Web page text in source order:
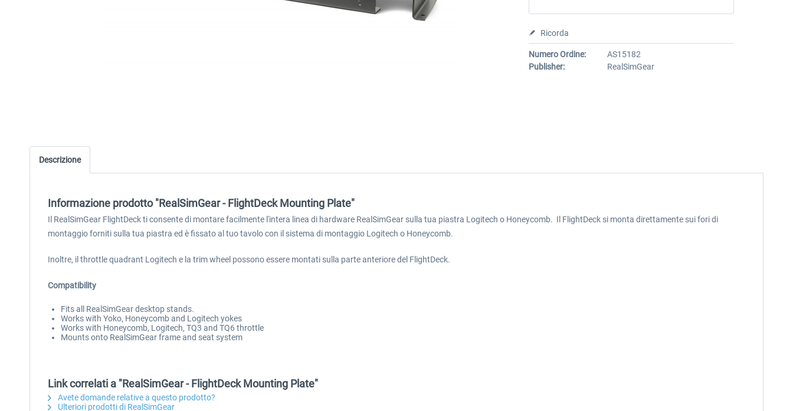
Ricorda
Numero Ordine:
AS15182
Publisher:
RealSimGear
Descrizione
Informazione prodotto "RealSimGear - FlightDeck Mounting Plate"
Il RealSimGear FlightDeck ti consente di montare facilmente l'intera linea di hardware RealSimGear sulla tua piastra Logitech o Honeycomb. Il FlightDeck si monta direttamente sui fori di
montaggio forniti sulla tua piastra ed è fissato al tuo tavolo con il sistema di montaggio Logitech o Honeycomb.
Inoltre, il throttle quadrant Logitech e la trim wheel possono essere montati sulla parte anteriore del FlightDeck.
Compatibility
Fits all RealSimGear desktop stands.
Works with Yoko, Honeycomb and Logitech yokes
Works with Honeycomb, Logitech, TQ3 and TQ6 throttle
Mounts onto RealSimGear frame and seat system
Link correlati a "RealSimGear - FlightDeck Mounting Plate"
Avete domande relative a questo prodotto?
Ulteriori prodotti di RealSimGear